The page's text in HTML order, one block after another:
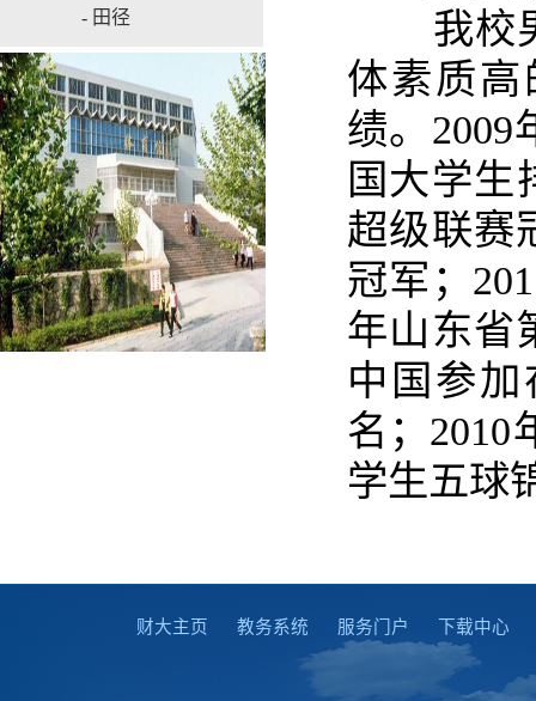
- 田径
我校男
体素质
绩。2009
国大学生
超级联赛
冠军；
年山东省
中国参
名；2010
学生五球
财大主页 教务系统 服务门户 下载中心